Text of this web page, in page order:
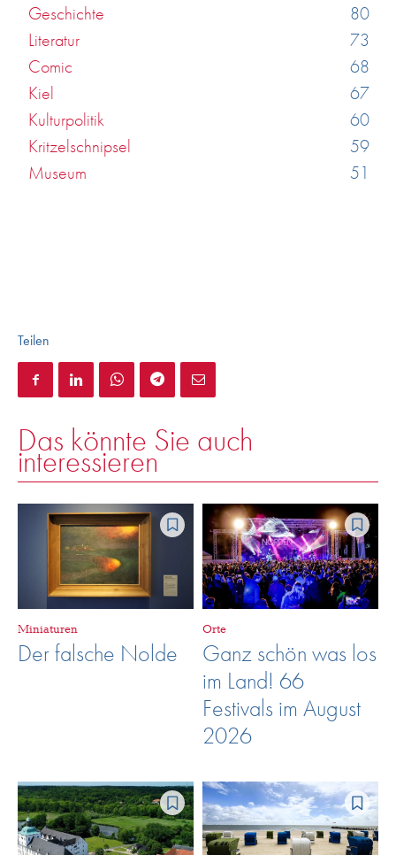
Geschichte
80
Literatur
73
Comic
68
Kiel
67
Kulturpolitik
60
Kritzelschnipsel
59
Museum
51
Teilen
Das könnte Sie auch
interessieren
Miniaturen
Der falsche Nolde
Orte
Ganz schön was los
im Land! 66
Festivals im August
2026